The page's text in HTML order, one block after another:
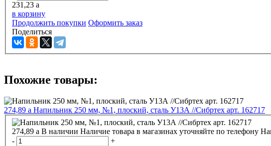
231,23 a
в корзину
Продолжить покупки Оформить заказ
Поделиться
Похожие товары:
274,89 a Напильник 250 мм, №1, плоский, сталь У13А //Сибртех арт. 162717
274,89 a В наличии Наличие товара в магазинах уточняйте по телефону
-
+